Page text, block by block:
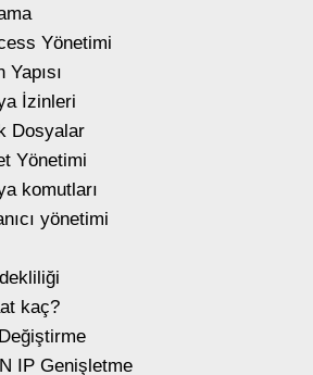
Yönetimi
Yapısı
İzinleri
Dosyalar
Yönetimi
komutları
yönetimi
kaç?
IP Genişletme